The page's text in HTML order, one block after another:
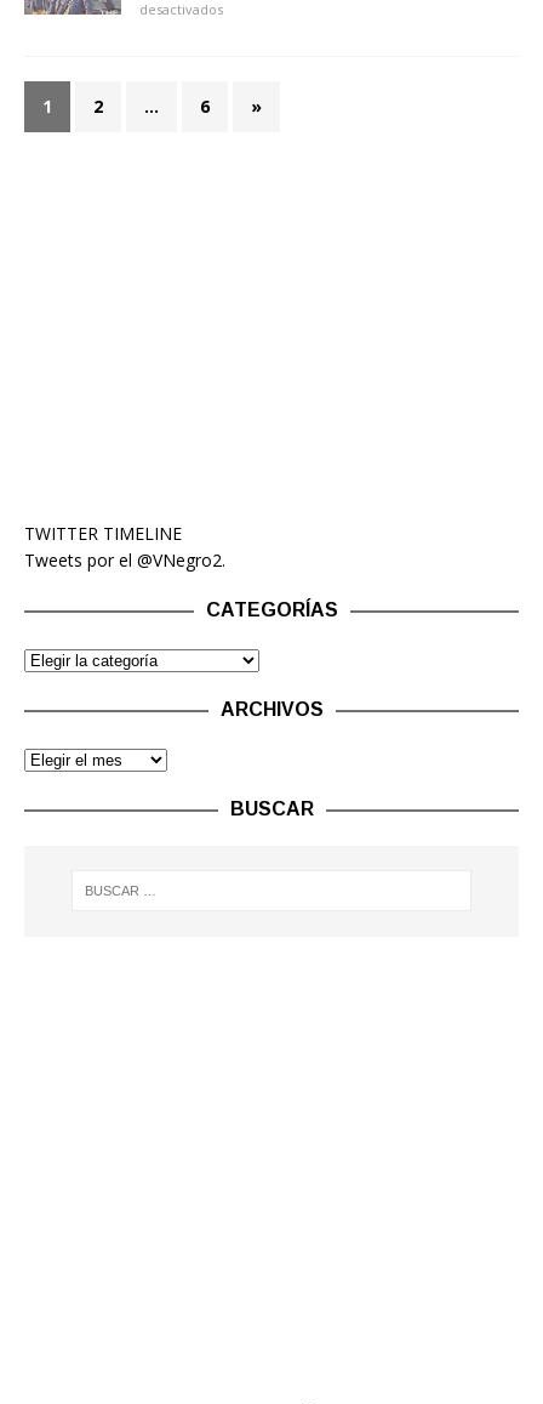
desactivados
1 2 … 6 »
TWITTER TIMELINE
Tweets por el @VNegro2.
CATEGORÍAS
ARCHIVOS
BUSCAR